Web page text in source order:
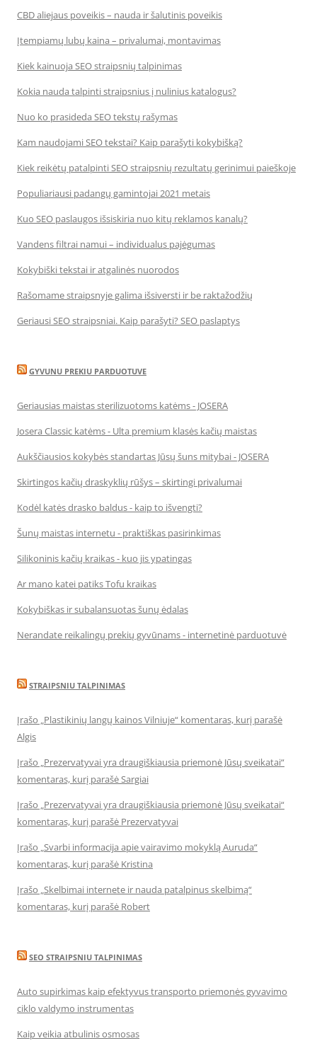
CBD aliejaus poveikis – nauda ir šalutinis poveikis
Įtempiamų lubų kaina – privalumai, montavimas
Kiek kainuoja SEO straipsnių talpinimas
Kokia nauda talpinti straipsnius į nulinius katalogus?
Nuo ko prasideda SEO tekstų rašymas
Kam naudojami SEO tekstai? Kaip parašyti kokybišką?
Kiek reikėtų patalpinti SEO straipsnių rezultatų gerinimui paieškoje
Populiariausi padangų gamintojai 2021 metais
Kuo SEO paslaugos išsiskiria nuo kitų reklamos kanalų?
Vandens filtrai namui – individualus pajėgumas
Kokybiški tekstai ir atgalinės nuorodos
Rašomame straipsnyje galima išsiversti ir be raktažodžių
Geriausi SEO straipsniai. Kaip parašyti? SEO paslaptys
GYVUNU PREKIU PARDUOTUVE
Geriausias maistas sterilizuotoms katėms - JOSERA
Josera Classic katėms - Ulta premium klasės kačių maistas
Aukščiausios kokybės standartas Jūsų šuns mitybai - JOSERA
Skirtingos kačių draskyklių rūšys – skirtingi privalumai
Kodėl katės drasko baldus - kaip to išvengti?
Šunų maistas internetu - praktiškas pasirinkimas
Silikoninis kačių kraikas - kuo jis ypatingas
Ar mano katei patiks Tofu kraikas
Kokybiškas ir subalansuotas šunų ėdalas
Nerandate reikalingų prekių gyvūnams - internetinė parduotuvė
STRAIPSNIU TALPINIMAS
Įrašo „Plastikinių langų kainos Vilniuje“ komentaras, kurį parašė
Algis
Įrašo „Prezervatyvai yra draugiškiausia priemonė Jūsų sveikatai“
komentaras, kurį parašė Sargiai
Įrašo „Prezervatyvai yra draugiškiausia priemonė Jūsų sveikatai“
komentaras, kurį parašė Prezervatyvai
Įrašo „Svarbi informacija apie vairavimo mokyklą Auruda“
komentaras, kurį parašė Kristina
Įrašo „Skelbimai internete ir nauda patalpinus skelbimą“
komentaras, kurį parašė Robert
SEO STRAIPSNIU TALPINIMAS
Auto supirkimas kaip efektyvus transporto priemonės gyvavimo
ciklo valdymo instrumentas
Kaip veikia atbulinis osmosas